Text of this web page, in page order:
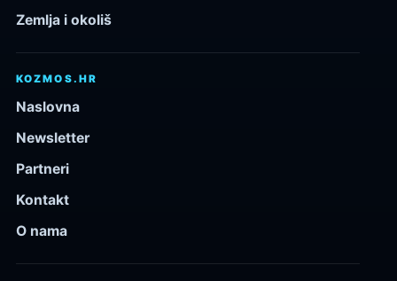
Zemlja i okoliš
KOZMOS.HR
Naslovna
Newsletter
Partneri
Kontakt
O nama